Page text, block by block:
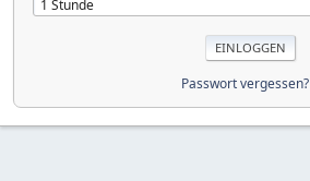
Passwort vergessen?